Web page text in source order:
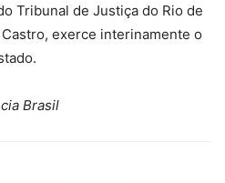
Tribunal de Justiça do Rio de
exerce interinamente o
Brasil